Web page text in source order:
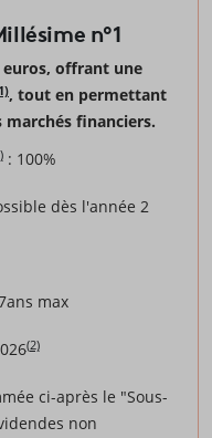
n°1
offrant une
, tout en permettant
financiers.
: 100%
dès l'année 2
max
(2)
ci-après le "Sous-
non